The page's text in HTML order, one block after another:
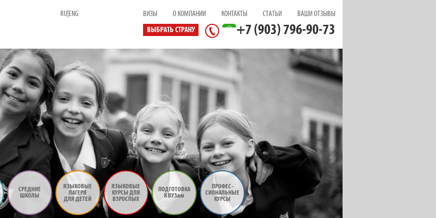
RU ENG ВАШИ ОТЗЫВЫ
СТАТЬИ
КОНТАКТЫ
О КОМПАНИИ
ВИЗЫ
+7 (903) 796-90-73
ВЫБРАТЬ СТРАНУ
СРЕДНИЕ
ШКОЛЫ
ЯЗЫКОВЫЕ
ЛАГЕРЯ
ДЛЯ ДЕТЕЙ
ЯЗЫКОВЫЕ
КУРСЫ ДЛЯ
ВЗРОСЛЫХ
ПОДГОТОВКА
К ВУЗам
ПРОФЕС-
СИОНАЛЬНЫЕ
КУРСЫ